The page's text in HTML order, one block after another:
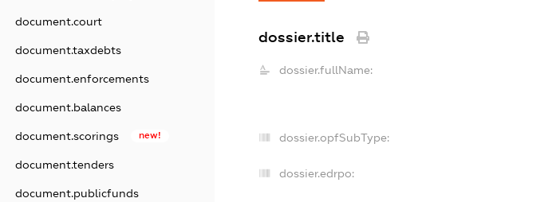
document.court
document.taxdebts
document.enforcements
document.balances
document.scorings new!
document.tenders
document.publicfunds
dossier.title
dossier.fullName:
dossier.opfSubType:
dossier.edrpo: